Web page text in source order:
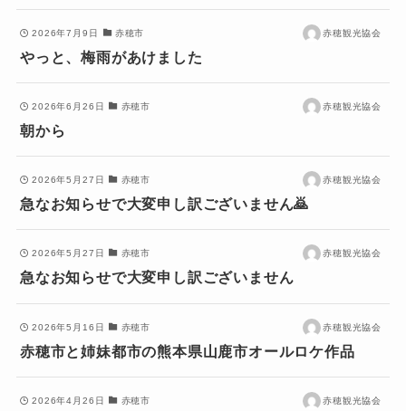
2026年7月9日 赤穂市 赤穂観光協会
やっと、梅雨があけました
2026年6月26日 赤穂市 赤穂観光協会
朝から
2026年5月27日 赤穂市 赤穂観光協会
急なお知らせで大変申し訳ございません🙇
2026年5月27日 赤穂市 赤穂観光協会
急なお知らせで大変申し訳ございません
2026年5月16日 赤穂市 赤穂観光協会
赤穂市と姉妹都市の熊本県山鹿市オールロケ作品
2026年4月26日 赤穂市 赤穂観光協会